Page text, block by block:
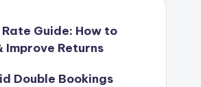
Guide: How to
Improve Returns
Double Bookings